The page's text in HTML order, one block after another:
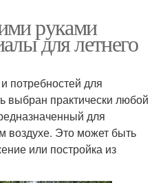
руками
для летнего
потребностей для
выбран практически любой
для
воздухе. Это может быть
или постройка из